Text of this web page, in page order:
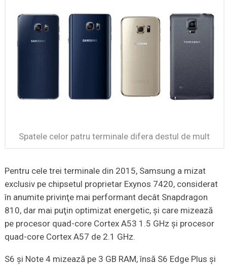
Spatele celor patru terminale difera destul de mult
Pentru cele trei terminale din 2015, Samsung a mizat
exclusiv pe chipsetul proprietar Exynos 7420, considerat
în anumite privinţe mai performant decât Snapdragon
810, dar mai puţin optimizat energetic, şi care mizează
pe procesor quad-core Cortex A53 1.5 GHz şi procesor
quad-core Cortex A57 de 2.1 GHz.
S6 şi Note 4 mizează pe 3 GB RAM, însă S6 Edge Plus şi